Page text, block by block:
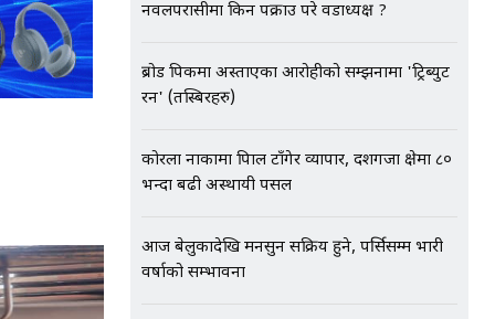
नवलपरासीमा किन पक्राउ परे वडाध्यक्ष ?
ब्रोड पिकमा अस्ताएका आरोहीको सम्झनामा 'ट्रिब्युट
रन' (तस्बिरहरु)
कोरला नाकामा त्रिपाल टाँगेर व्यापार, दशगजा क्षेत्रमा ८०
भन्दा बढी अस्थायी पसल
आज बेलुकादेखि मनसुन सक्रिय हुने, पर्सिसम्म भारी
वर्षाको सम्भावना